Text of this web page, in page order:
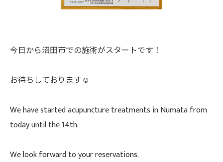
今日から沼田市での施術がスタートです！
お待ちしております☺️
We have started acupuncture treatments in Numata from
today until the 14th.
We look forward to your reservations.